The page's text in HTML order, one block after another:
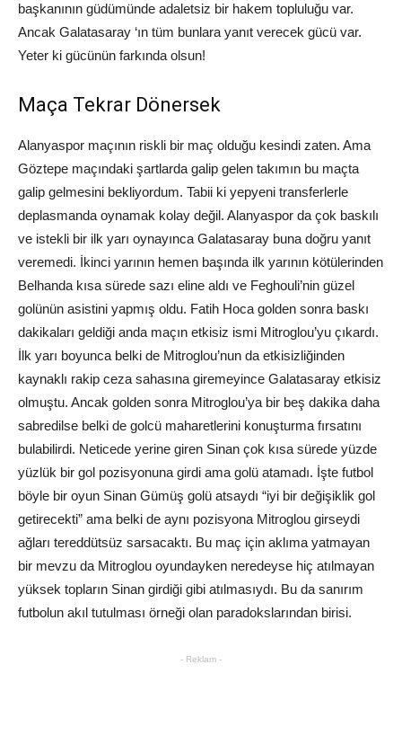
başkanının güdümünde adaletsiz bir hakem topluluğu var.
Ancak Galatasaray ‘ın tüm bunlara yanıt verecek gücü var.
Yeter ki gücünün farkında olsun!
Maça Tekrar Dönersek
Alanyaspor maçının riskli bir maç olduğu kesindi zaten. Ama
Göztepe maçındaki şartlarda galip gelen takımın bu maçta
galip gelmesini bekliyordum. Tabii ki yepyeni transferlerle
deplasmanda oynamak kolay değil. Alanyaspor da çok baskılı
ve istekli bir ilk yarı oynayınca Galatasaray buna doğru yanıt
veremedi. İkinci yarının hemen başında ilk yarının kötülerinden
Belhanda kısa sürede sazı eline aldı ve Feghouli’nin güzel
golünün asistini yapmış oldu. Fatih Hoca golden sonra baskı
dakikaları geldiği anda maçın etkisiz ismi Mitroglou’yu çıkardı.
İlk yarı boyunca belki de Mitroglou’nun da etkisizliğinden
kaynaklı rakip ceza sahasına giremeyince Galatasaray etkisiz
olmuştu. Ancak golden sonra Mitroglou’ya bir beş dakika daha
sabredilse belki de golcü maharetlerini konuşturma fırsatını
bulabilirdi. Neticede yerine giren Sinan çok kısa sürede yüzde
yüzlük bir gol pozisyonuna girdi ama golü atamadı. İşte futbol
böyle bir oyun Sinan Gümüş golü atsaydı “iyi bir değişiklik gol
getirecekti” ama belki de aynı pozisyona Mitroglou girseydi
ağları tereddütsüz sarsacaktı. Bu maç için aklıma yatmayan
bir mevzu da Mitroglou oyundayken neredeyse hiç atılmayan
yüksek topların Sinan girdiği gibi atılmasıydı. Bu da sanırım
futbolun akıl tutulması örneği olan paradokslarından birisi.
- Reklam -